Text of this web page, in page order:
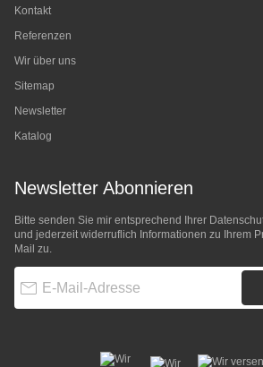
Kontakt
Referenzen
Wir über uns
Sitemap
Newsletter
Katalog
Newsletter Abonnieren
Bitte senden Sie mir entsprechend Ihrer
und jederzeit widerruflich Informationen zu Ihrem
Mail zu.